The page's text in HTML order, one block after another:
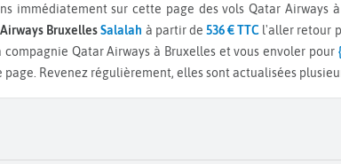
immédiatement sur cette page des vols Qatar Airways
BruxellesSalalah à partir de 536 € TTC l'aller retour
compagnie Qatar Airways à Bruxelles et vous envoler pour
page. Revenez régulièrement, elles sont actualisées